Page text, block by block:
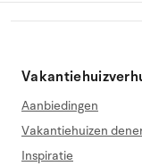
Aanbiedingen
Vakantiehuizen
Inspiratie